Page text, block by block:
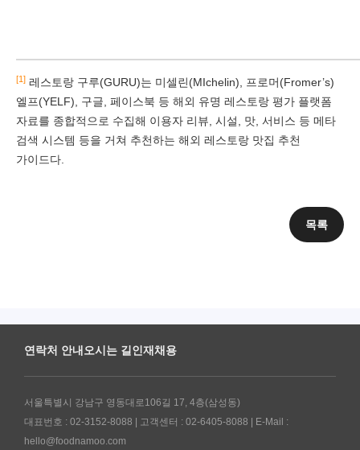
[1] 레스토랑 구루(GURU)는 미셀린(MIchelin), 프로머(Fromer’s)
엘프(YELF), 구글, 페이스북 등 해외 유명 레스토랑 평가 플랫폼
자료를 종합적으로 수집해 이용자 리뷰, 시설, 맛, 서비스 등 메타
검색 시스템 등을 거쳐 추천하는 해외 레스토랑 맛집 추천
가이드다.
목록
연락처 안내 오시는 길인재채용
서울특별시 강남구 영동대로106길 17, 4층(삼성동)
대표번호 : 02-3152-8088 | 고객센터 : 02-6405-8088 | E-Mail :
hello@foodnamoo.com